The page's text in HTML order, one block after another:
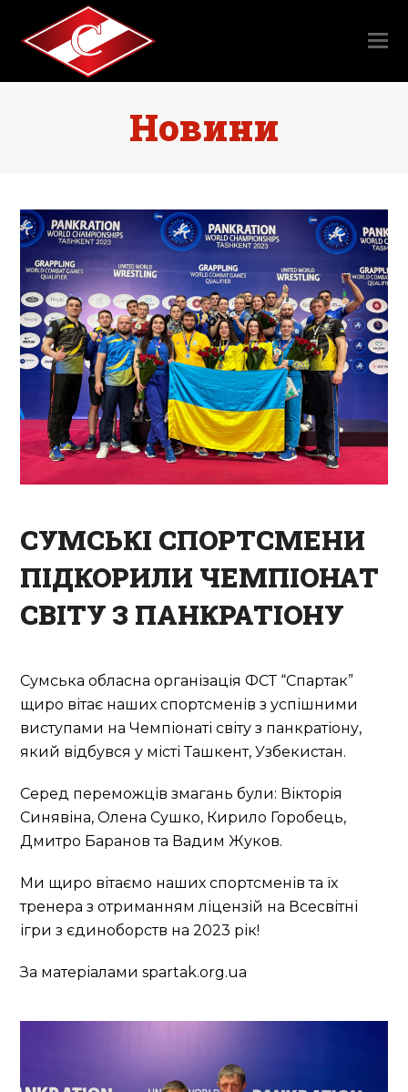
Новини
СУМСЬКІ СПОРТСМЕНИ
ПІДКОРИЛИ ЧЕМПІОНАТ
СВІТУ З ПАНКРАТІОНУ
Сумська обласна організація ФСТ “Спартак”
щиро вітає наших спортсменів з успішними
виступами на Чемпіонаті світу з панкратіону,
який відбувся у місті Ташкент, Узбекистан.
Серед переможців змагань були: Вікторія
Синявіна, Олена Сушко, Кирило Горобець,
Дмитро Баранов та Вадим Жуков.
Ми щиро вітаємо наших спортсменів та їх
тренера з отриманням ліцензій на Всесвітні
ігри з єдиноборств на 2023 рік!
За матеріалами spartak.org.ua